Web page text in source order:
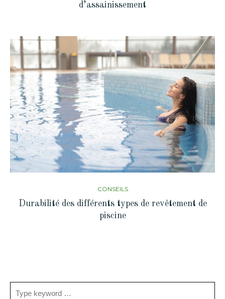
d’assainissement
CONSEILS
Durabilité des différents types de revêtement de
piscine